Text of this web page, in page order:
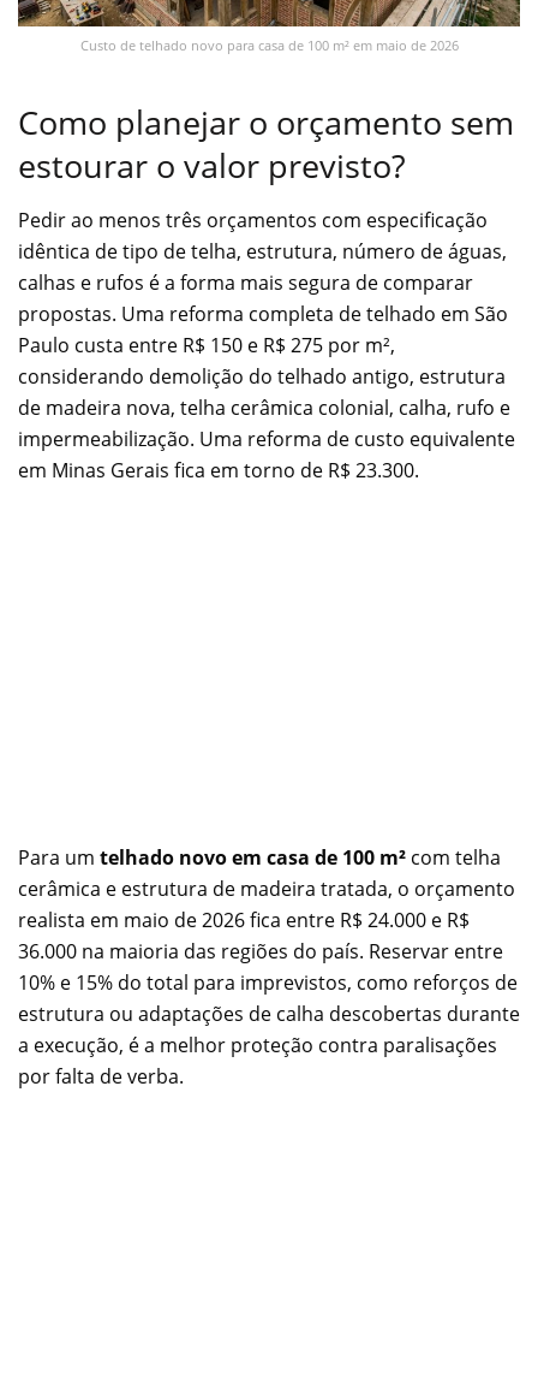
Custo de telhado novo para casa de 100 m² em maio de 2026
Como planejar o orçamento sem
estourar o valor previsto?
Pedir ao menos três orçamentos com especificação
idêntica de tipo de telha, estrutura, número de águas,
calhas e rufos é a forma mais segura de comparar
propostas. Uma reforma completa de telhado em São
Paulo custa entre R$ 150 e R$ 275 por m²,
considerando demolição do telhado antigo, estrutura
de madeira nova, telha cerâmica colonial, calha, rufo e
impermeabilização. Uma reforma de custo equivalente
em Minas Gerais fica em torno de R$ 23.300.
Para um telhado novo em casa de 100 m² com telha
cerâmica e estrutura de madeira tratada, o orçamento
realista em maio de 2026 fica entre R$ 24.000 e R$
36.000 na maioria das regiões do país. Reservar entre
10% e 15% do total para imprevistos, como reforços de
estrutura ou adaptações de calha descobertas durante
a execução, é a melhor proteção contra paralisações
por falta de verba.